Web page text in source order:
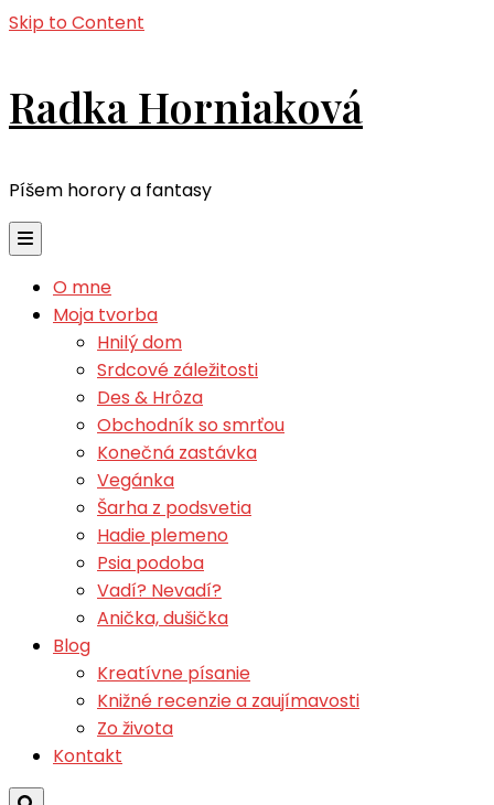
Skip to Content
Radka Horniaková
Píšem horory a fantasy
O mne
Moja tvorba
Hnilý dom
Srdcové záležitosti
Des & Hrôza
Obchodník so smrťou
Konečná zastávka
Vegánka
Šarha z podsvetia
Hadie plemeno
Psia podoba
Vadí? Nevadí?
Anička, dušička
Blog
Kreatívne písanie
Knižné recenzie a zaujímavosti
Zo života
Kontakt